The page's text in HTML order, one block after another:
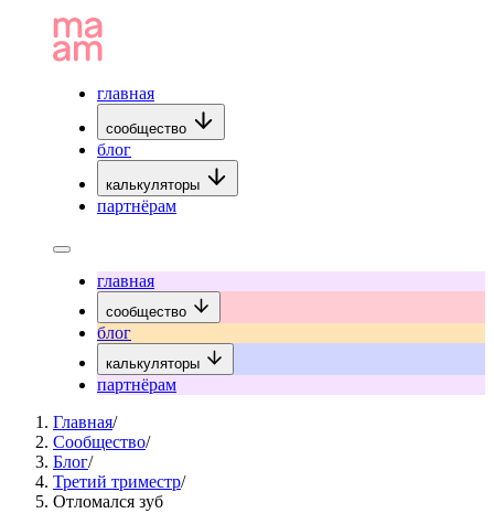
главная
сообщество
блог
калькуляторы
партнёрам
главная
сообщество
блог
калькуляторы
партнёрам
Главная/
Сообщество/
Блог/
Третий триместр/
Отломался зуб